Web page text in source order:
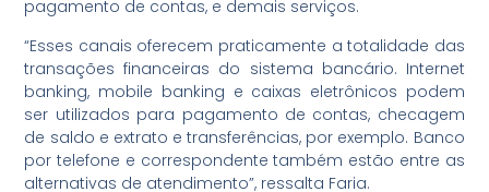
pagamento de contas, e demais serviços.
“Esses canais oferecem praticamente a totalidade das
transações financeiras do sistema bancário. Internet
banking, mobile banking e caixas eletrônicos podem
ser utilizados para pagamento de contas, checagem
de saldo e extrato e transferências, por exemplo. Banco
por telefone e correspondente também estão entre as
alternativas de atendimento”, ressalta Faria.